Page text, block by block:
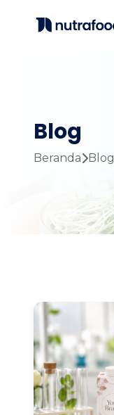
Blog
Beranda Blog